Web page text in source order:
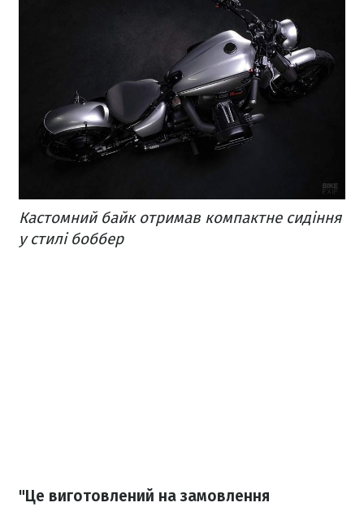
Кастомний байк отримав компактне сидіння
у стилі боббер
"Це виготовлений на замовлення